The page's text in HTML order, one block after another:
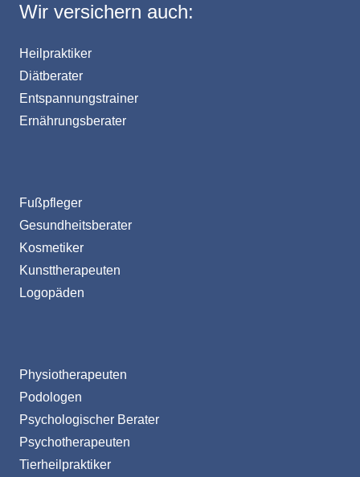
Wir versichern auch:
Heilpraktiker
Diätberater
Entspannungstrainer
Ernährungsberater
Fußpfleger
Gesundheitsberater
Kosmetiker
Kunsttherapeuten
Logopäden
Physiotherapeuten
Podologen
Psychologischer Berater
Psychotherapeuten
Tierheilpraktiker